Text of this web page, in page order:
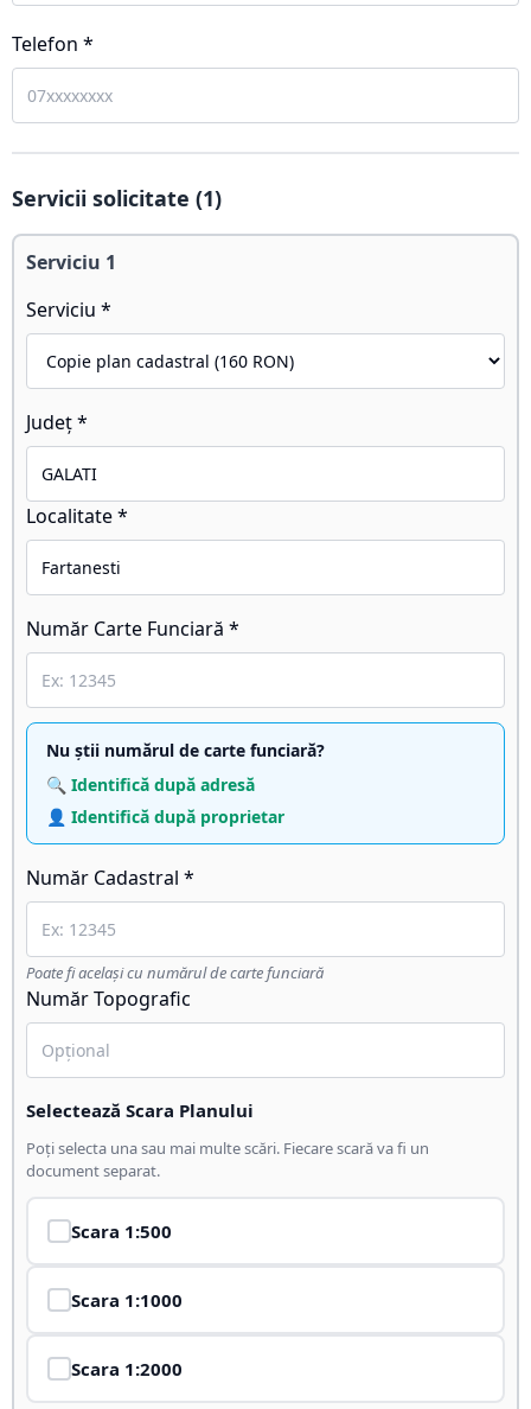
Telefon *
Servicii solicitate (1)
Serviciu 1
Serviciu *
Județ *
Localitate *
Număr Carte Funciară *
Nu știi numărul de carte funciară?
🔍 Identifică după adresă
👤 Identifică după proprietar
Număr Cadastral *
Poate fi același cu numărul de carte funciară
Număr Topografic
Selectează Scara Planului
Poți selecta una sau mai multe scări. Fiecare scară va fi un
document separat.
Scara 1:500
Scara 1:1000
Scara 1:2000